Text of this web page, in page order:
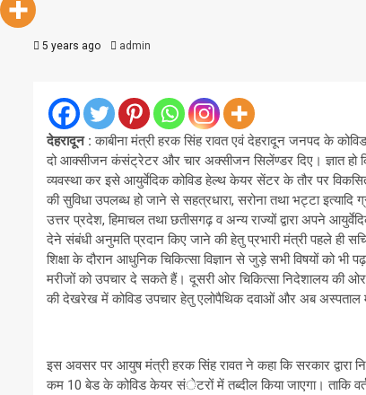
5 years ago admin
देहरादून : काबीना मंत्री हरक सिंह रावत एवं देहरादून जनपद के
दो आक्सीजन कंसंट्रेटर और चार अक्सीजन सिलेंण्डर दिए। ज्ञात हो
व्यवस्था कर इसे आयुर्वेदिक कोविड हेल्थ केयर सेंटर के तौर पर
की सुविधा उपलब्ध हो जाने से सहत्रधारा, सरोना तथा भट्टा इत्यादि
उत्तर प्रदेश, हिमाचल तथा छतीसगढ़ व अन्य राज्यों द्वारा अपने
देने संबंधी अनुमति प्रदान किए जाने की हेतु प्रभारी मंत्री पहले ही
शिक्षा के दौरान आधुनिक चिकित्सा विज्ञान से जुड़े सभी विषयों को भी
मरीजों को उपचार दे सकते हैं। दूसरी ओर चिकित्सा निदेशालय की ओर
की देखरेख में कोविड उपचार हेतु एलोपैथिक दवाओं और अब अस्पताल
इस अवसर पर आयुष मंत्री हरक सिंह रावत ने कहा कि सरकार द्वारा
कम 10 बेड के कोविड केयर संेटरों में तब्दील किया जाएगा। ताकि